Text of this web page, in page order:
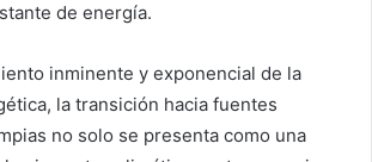
de energía.
inminente y exponencial de la
la transición hacia fuentes
no solo se presenta como una